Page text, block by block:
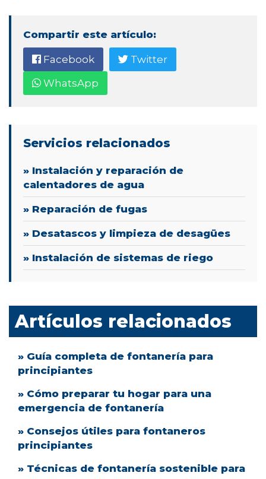
Compartir este artículo:
Facebook
Twitter
WhatsApp
Servicios relacionados
» Instalación y reparación de
calentadores de agua
» Reparación de fugas
» Desatascos y limpieza de desagües
» Instalación de sistemas de riego
Artículos relacionados
» Guía completa de fontanería para
principiantes
» Cómo preparar tu hogar para una
emergencia de fontanería
» Consejos útiles para fontaneros
principiantes
» Técnicas de fontanería sostenible para